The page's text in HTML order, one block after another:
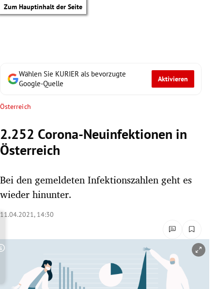
Zum Hauptinhalt der Seite
Untermenü
Untermenü
Wählen Sie KURIER als bevorzugte
Google-Quelle
Aktivieren
Österreich
2.252 Corona-Neuinfektionen in
Österreich
Bei den gemeldeten Infektionszahlen geht es
wieder hinunter.
11.04.2021, 14:30
Copyright-Hinweis öffnen/schließen